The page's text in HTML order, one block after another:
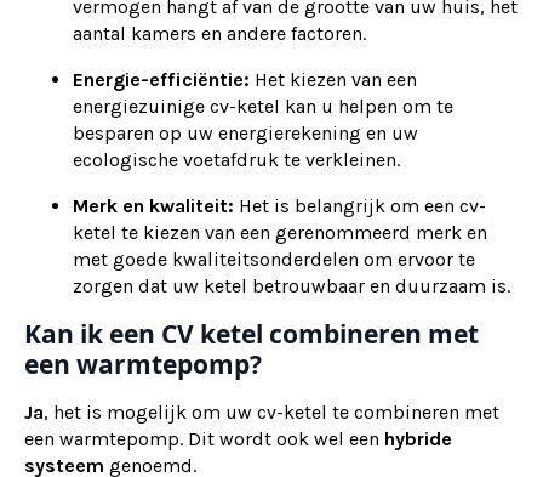
vermogen hangt af van de grootte van uw huis, het
aantal kamers en andere factoren.
Energie-efficiëntie: Het kiezen van een
energiezuinige cv-ketel kan u helpen om te
besparen op uw energierekening en uw
ecologische voetafdruk te verkleinen.
Merk en kwaliteit: Het is belangrijk om een cv-
ketel te kiezen van een gerenommeerd merk en
met goede kwaliteitsonderdelen om ervoor te
zorgen dat uw ketel betrouwbaar en duurzaam is.
Kan ik een CV ketel combineren met
een warmtepomp?
Ja, het is mogelijk om uw cv-ketel te combineren met
een warmtepomp. Dit wordt ook wel een hybride
systeem genoemd.